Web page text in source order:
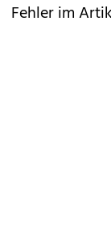
Fehler im